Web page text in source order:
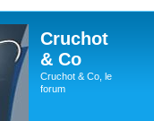
Cruchot
& Co
Cruchot & Co, le
forum